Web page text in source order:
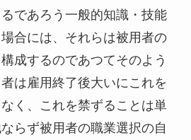
であろう一般的知識・技能
合には、それらは被用者の
成するのであつてそのよう
は雇用終了後大いにこれを
く、これを禁ずることは単
らず被用者の職業選択の自